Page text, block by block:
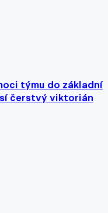
týmu do základní
čerstvý viktorián